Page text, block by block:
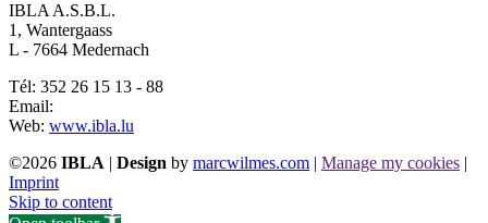
IBLA A.S.B.L.
1, Wantergaass
L - 7664 Medernach
Tél: 352 26 15 13 - 88
Email:
Web: www.ibla.lu
©2026 IBLA | Design by marcwilmes.com | Manage my cookies |
Imprint
Skip to content